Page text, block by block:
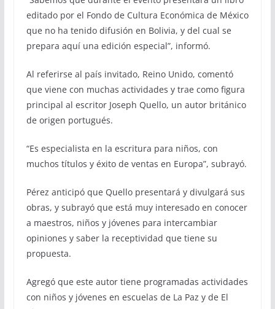
editado por el Fondo de Cultura Económica de México
que no ha tenido difusión en Bolivia, y del cual se
prepara aquí una edición especial”, informó.
Al referirse al país invitado, Reino Unido, comentó
que viene con muchas actividades y trae como figura
principal al escritor Joseph Quello, un autor británico
de origen portugués.
“Es especialista en la escritura para niños, con
muchos títulos y éxito de ventas en Europa”, subrayó.
Pérez anticipó que Quello presentará y divulgará sus
obras, y subrayó que está muy interesado en conocer
a maestros, niños y jóvenes para intercambiar
opiniones y saber la receptividad que tiene su
propuesta.
Agregó que este autor tiene programadas actividades
con niños y jóvenes en escuelas de La Paz y de El